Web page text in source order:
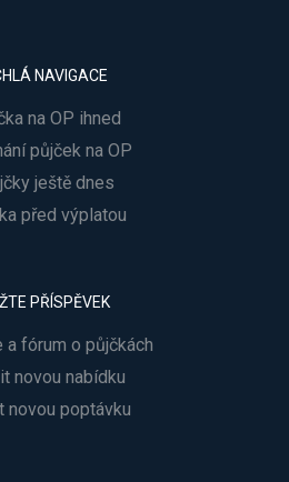
NAVIGACE
na OP ihned
půjček na OP
ještě dnes
před výplatou
PŘÍSPĚVEK
a fórum o půjčkách
novou nabídku
novou poptávku